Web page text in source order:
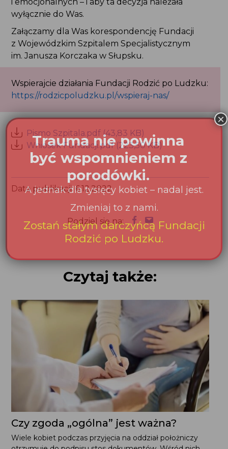
Załączamy dla Was korespondencję Fundacji
z Wojewódzkim Szpitalem Specjalistycznym
im. Janusza Korczaka w Słupsku.
Wspierajcie działania Fundacji Rodzić po Ludzku:
https://rodzicpoludzku.pl/wspieraj-nas/
Pismo Szpitala.pdf (43,83 KB)
Wniosek Fundacji.pdf (223,50 KB)
Data publikacji: 6.12.2022
Podziel się na:
Czytaj także:
Czy zgoda „ogólna” jest ważna?
Wiele kobiet podczas przyjęcia na oddział położniczy
otrzymuje do podpisu stos dokumentów. Wśród nich
często znajduje się tzw. „zgoda ogólna” na leczenie.